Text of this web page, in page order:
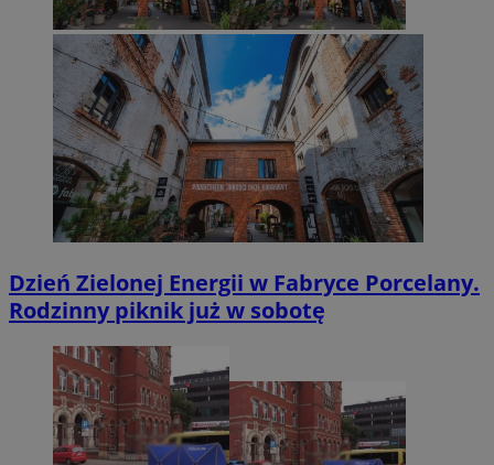
Dzień Zielonej Energii w Fabryce Porcelany.
Rodzinny piknik już w sobotę